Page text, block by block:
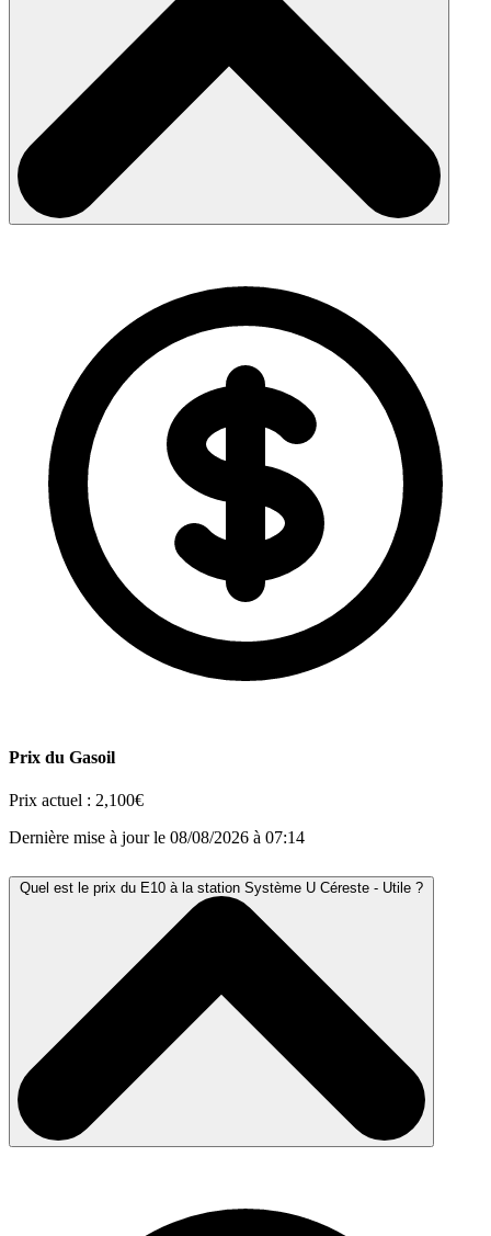
Prix du Gasoil
Prix actuel : 2,100€
Dernière mise à jour le 08/08/2026 à 07:14
Quel est le prix du E10 à la station Système U Céreste - Utile ?